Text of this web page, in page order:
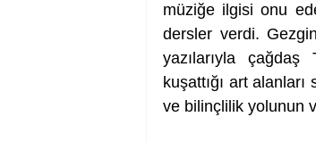
müziğe ilgisi onu
dersler verdi.
yazılarıyla çağdaş
kuşattığı art
ve bilinçlilik yolunun